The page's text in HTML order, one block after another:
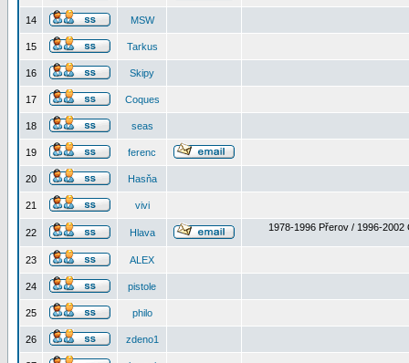
14 MSW
15 Tarkus
16 Skipy
17 Coques
18 seas
19 ferenc
20 Hasňa
21 vivi
22 Hlava 1978-1996 Přerov / 1996-2002
23 ALEX
24 pistole
25 philo
26 zdeno1